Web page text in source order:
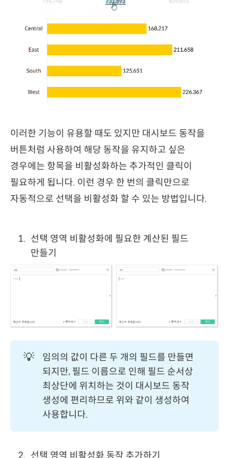
이러한 기능이 유용할 때도 있지만 대시보드 동작을
버튼처럼 사용하여 해당 동작을 유지하고 싶은
경우에는 항목을 비활성화하는 추가적인 클릭이
필요하게 됩니다. 이런 경우 한 번의 클릭만으로
자동적으로 선택을 비활성화 할 수 있는 방법입니다.
선택 영역 비활성화에 필요한 계산된 필드
만들기
💡
임의의 값이 다른 두 개의 필드를 만들면
되지만, 필드 이름으로 인해 필드 순서상
최상단에 위치하는 것이 대시보드 동작
생성에 편리하므로 위와 같이 생성하여
사용합니다.
선택 영역 비활성화 동작 추가하기